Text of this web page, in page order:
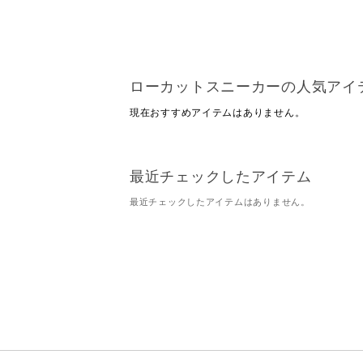
ローカットスニーカーの人気アイ
現在おすすめアイテムはありません。
最近チェックしたアイテム
最近チェックしたアイテムはありません。